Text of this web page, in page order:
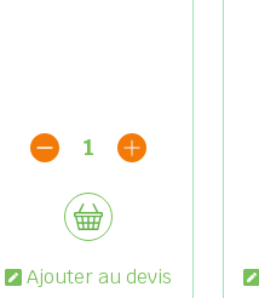
1
Ajouter au devis